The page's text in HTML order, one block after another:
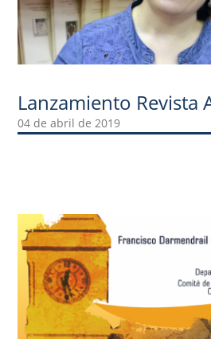
Lanzamiento Revista
04 de abril de 2019